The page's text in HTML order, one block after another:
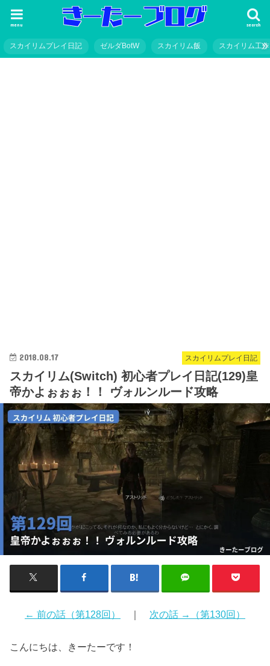
search
menu
スカイリムプレイ日記 ゼルダBotW スカイリム飯 スカイリム工作
スカイリムプレイ日記
2018.08.17
スカイリム(Switch) 初心者プレイ日記(129)皇
帝かよぉぉぉ！！ ヴォルンルード攻略
← 前の話（第128回） ｜ 次の話 →（第130回）
こんにちは、きーたーです！